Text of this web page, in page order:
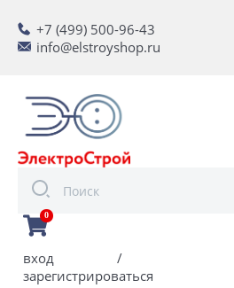
+7 (499) 500-96-43
info@elstroyshop.ru
0
вход
/
зарегистрироваться